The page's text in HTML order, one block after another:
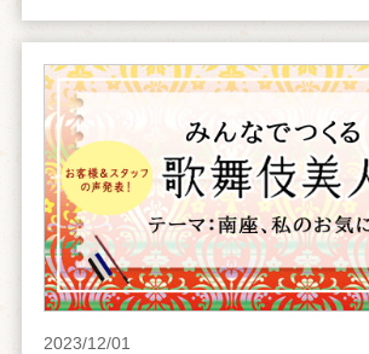
2023/12/01